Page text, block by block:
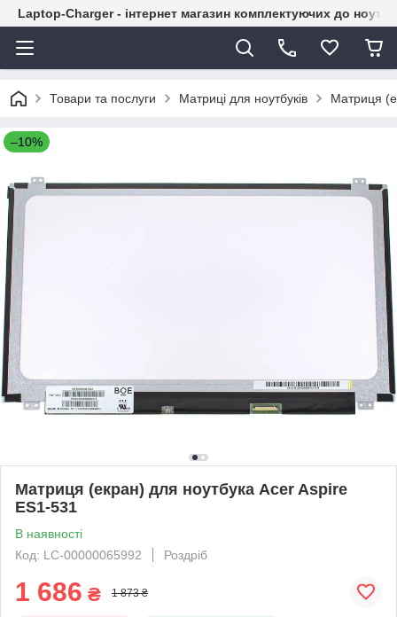
Laptop-Charger - інтернет магазин комплектуючих до
Товари та послуги Матриці для ноутбуків Матриця
–10%
Матриця (екран) для ноутбука Acer Aspire
ES1-531
В наявності
Код: LC-00000065992
Роздріб
1 686 ₴ 1 873 ₴